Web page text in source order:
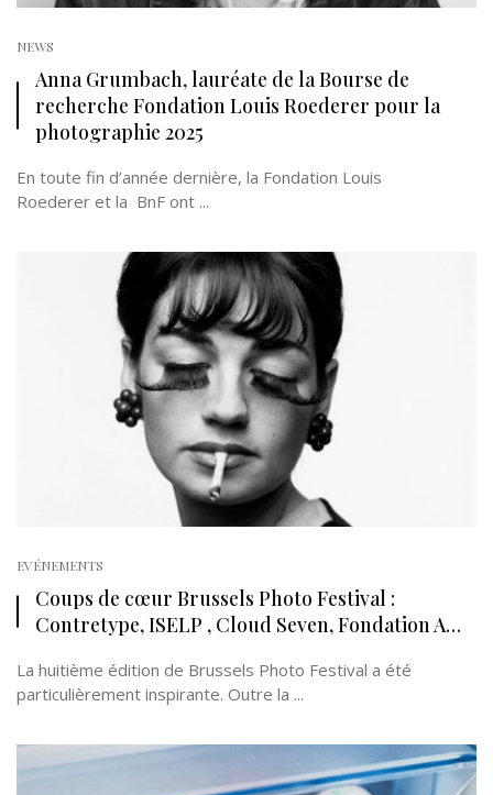
NEWS
Anna Grumbach, lauréate de la Bourse de
recherche Fondation Louis Roederer pour la
photographie 2025
En toute fin d’année dernière, la Fondation Louis
Roederer et la BnF ont ...
EVÉNEMENTS
Coups de cœur Brussels Photo Festival :
Contretype, ISELP , Cloud Seven, Fondation A…
La huitième édition de Brussels Photo Festival a été
particulièrement inspirante. Outre la ...